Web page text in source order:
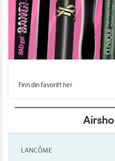
Finn din favoritt her
LANCÔME